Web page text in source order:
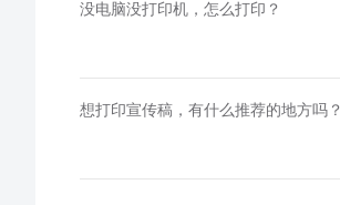
没电脑没打印机，怎么打印？
想打印宣传稿，有什么推荐的地方吗？